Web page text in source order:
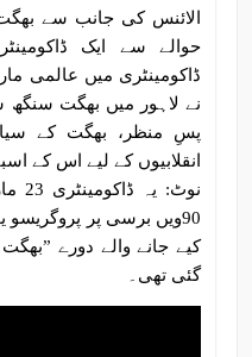
الائنس کی جانب سے
حوالے سے ایک
ڈاکومینٹری میں عالمی
نے لاہور میں بھگت
پسِ منظر، بھگت کے
انقلابیوں کے لیے اس کے
90ویں برسی پر
کیے جانے والے دورے
گئی تھی۔